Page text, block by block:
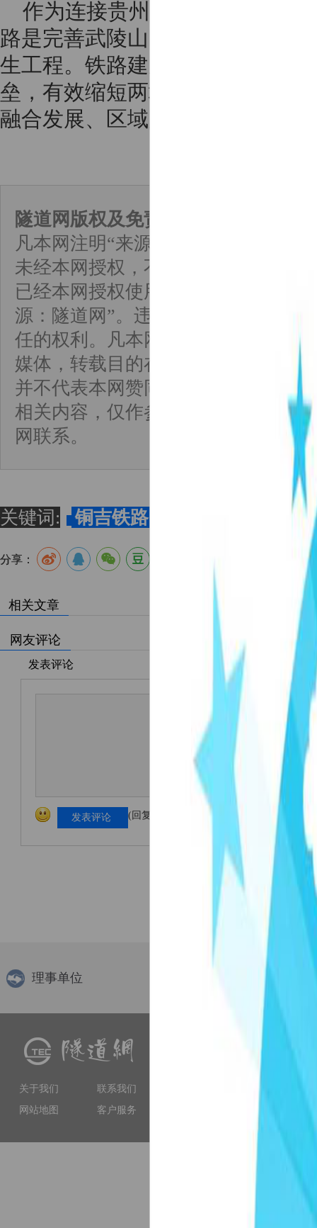
作为连接贵州铜仁与湖南吉首
路是完善武陵山区铁路路网、畅
生工程。铁路建成通车后，将彻
垒，有效缩短两地时空通行距离
融合发展、区域产业协同升级。
隧道网版权及免责声明：
凡本网注明“来源：隧道网”的所有
未经本网授权，不得转载、摘编或
已经本网授权使用作品的，须在授
源：隧道网”。违反上述声明者，本
任的权利。凡本网来源注明为非隧
媒体，转载目的在于传递更多信息
并不代表本网赞同其观点或对其真
相关内容，仅作参考。如因作品内
网联系。
关键词: 铜吉铁路 天星
分享：
相关文章
网友评论
发表评论
发表评论 (回复限1000字以内！)
理事单位
关于我们
联系我们
网站地图
客户服务
隧道网（www.tunnelling.cn）